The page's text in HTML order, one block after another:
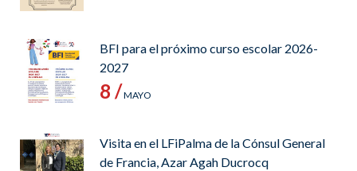
BFI para el próximo curso escolar 2026-
2027
8 /MAYO
Visita en el LFiPalma de la Cónsul General
de Francia, Azar Agah Ducrocq